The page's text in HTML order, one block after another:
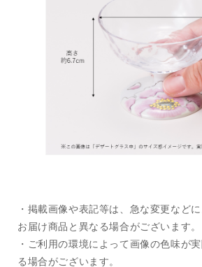
・掲載画像や表記等は、急な変更など
お届け商品と異なる場合がございます。
・ご利用の環境によって画像の色味が
る場合がございます。